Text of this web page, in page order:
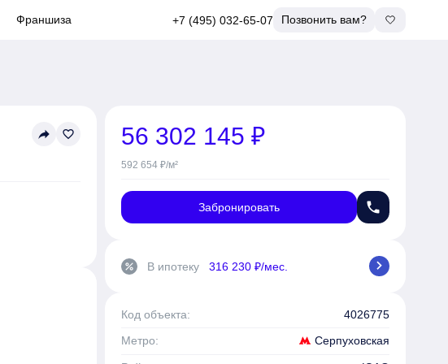
Франшиза +7 (495) 032-65-07 Позвонить вам?
reply favorite_border 56 302 145 ₽
592 654 ₽/м²
Забронировать phone
percent В ипотеку 316 230 ₽/мес. chevron_right
Код объекта: 4026775
Метро: Серпуховская